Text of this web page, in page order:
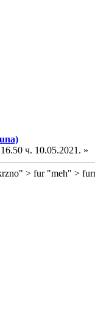
16.50 ч. 10.05.2021. »
> fur "meh" >